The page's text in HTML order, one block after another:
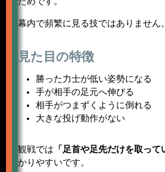
幕内で頻繁に見る技ではありません。
見た目の特徴
勝った力士が低い姿勢になる
手が相手の足元へ伸びる
相手がつまずくように倒れる
大きな投げ動作がない
観戦では 「足首や足先だけを取って
かりやすいです。